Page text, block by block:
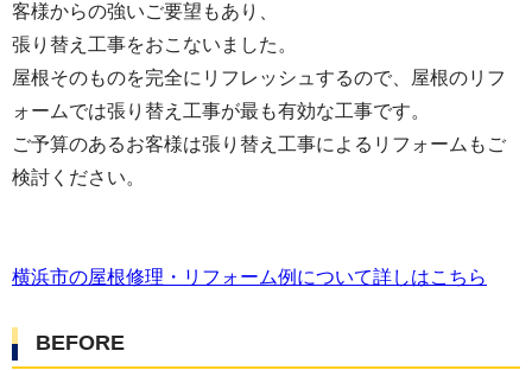
客様からの強いご要望もあり、
張り替え工事をおこないました。
屋根そのものを完全にリフレッシュするので、屋根のリフ
ォームでは張り替え工事が最も有効な工事です。
ご予算のあるお客様は張り替え工事によるリフォームもご
検討ください。
横浜市の屋根修理・リフォーム例について詳しはこちら
BEFORE